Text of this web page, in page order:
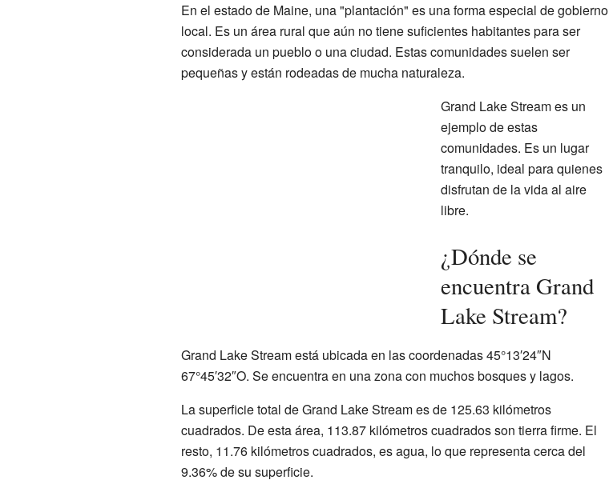
En el estado de Maine, una "plantación" es una forma especial de gobierno
local. Es un área rural que aún no tiene suficientes habitantes para ser
considerada un pueblo o una ciudad. Estas comunidades suelen ser
pequeñas y están rodeadas de mucha naturaleza.
Grand Lake Stream es un
ejemplo de estas
comunidades. Es un lugar
tranquilo, ideal para quienes
disfrutan de la vida al aire
libre.
¿Dónde se
encuentra Grand
Lake Stream?
Grand Lake Stream está ubicada en las coordenadas 45°13′24″N
67°45′32″O. Se encuentra en una zona con muchos bosques y lagos.
La superficie total de Grand Lake Stream es de 125.63 kilómetros
cuadrados. De esta área, 113.87 kilómetros cuadrados son tierra firme. El
resto, 11.76 kilómetros cuadrados, es agua, lo que representa cerca del
9.36% de su superficie.